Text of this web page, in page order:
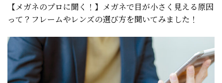
【メガネのプロに聞く！】メガネで目が小さく見える原因
って？フレームやレンズの選び方を聞いてみました！